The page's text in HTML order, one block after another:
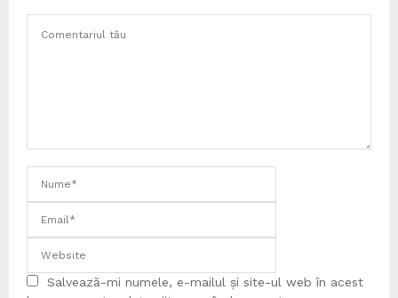
Salvează-mi numele, e-mailul și site-ul web în acest